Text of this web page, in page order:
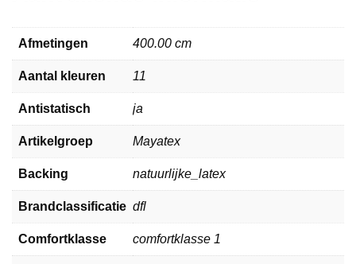
Afmetingen 400.00 cm
Aantal kleuren 11
Antistatisch ja
Artikelgroep Mayatex
Backing natuurlijke_latex
Brandclassificatie dfl
Comfortklasse comfortklasse 1